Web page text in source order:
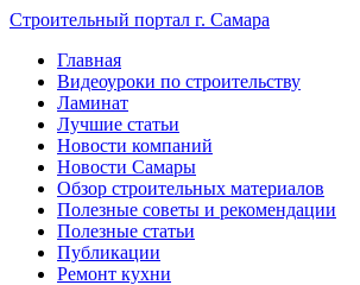
Строительный портал г. Самара
Главная
Видеоуроки по строительству
Ламинат
Лучшие статьи
Новости компаний
Новости Самары
Обзор строительных материалов
Полезные советы и рекомендации
Полезные статьи
Публикации
Ремонт кухни